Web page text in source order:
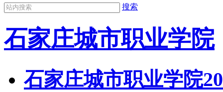
搜索
石家庄城市职业学院
石家庄城市职业学院